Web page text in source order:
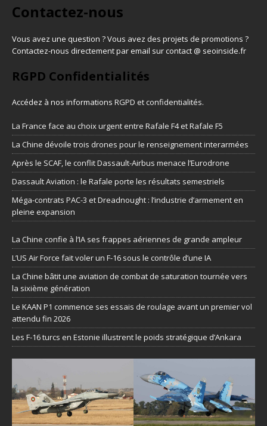
Contactez-nous
Vous avez une question ? Vous avez des projets de promotions ?
Contactez-nous directement par email sur contact @ seoinside.fr
RGPD Confidentialités
Accédez à nos informations RGPD et confidentialités.
La France face au choix urgent entre Rafale F4 et Rafale F5
La Chine dévoile trois drones pour le renseignement interarmées
Après le SCAF, le conflit Dassault-Airbus menace l’Eurodrone
Dassault Aviation : le Rafale porte les résultats semestriels
Méga-contrats PAC-3 et Dreadnought : l’industrie d’armement en
pleine expansion
La Chine confie à l’IA ses frappes aériennes de grande ampleur
L’US Air Force fait voler un F-16 sous le contrôle d’une IA
La Chine bâtit une aviation de combat de saturation tournée vers
la sixième génération
Le KAAN P1 commence ses essais de roulage avant un premier vol
attendu fin 2026
Les F-16 turcs en Estonie illustrent le poids stratégique d’Ankara